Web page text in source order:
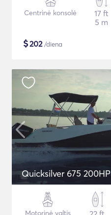
Centrinė konsolė
17 ft
5 m
$202/diena
Quicksilver 675 200HP
Motorinė valtis